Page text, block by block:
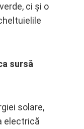
ci și o
sursă
solare,
electrică